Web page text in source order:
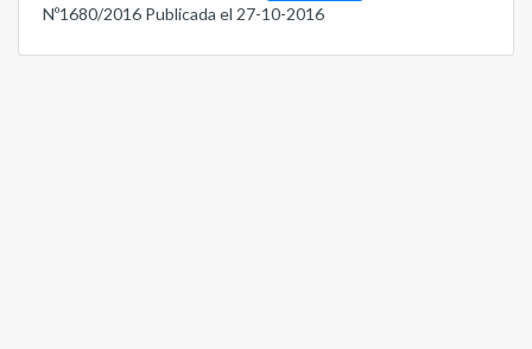
Nº1680/2016 Publicada el 27-10-2016